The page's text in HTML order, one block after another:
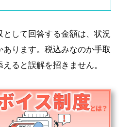
として回答する金額は、状況
あります。税込みなのか手取
ると誤解を招きません。